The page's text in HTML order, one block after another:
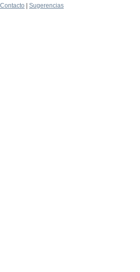
Contacto
Sugerencias